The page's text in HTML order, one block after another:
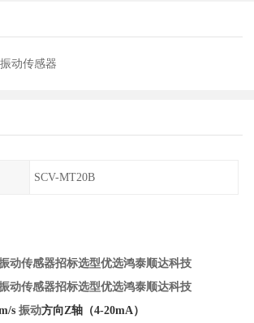
动传感器
SCV-MT20B
动传感器招标选型优选鸿泰顺达科技
动传感器招标选型优选鸿泰顺达科技
s振动方向Z轴（4-20mA）